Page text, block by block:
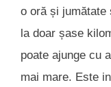
o oră și jumătate
la doar șase
poate ajunge cu
mai mare. Este